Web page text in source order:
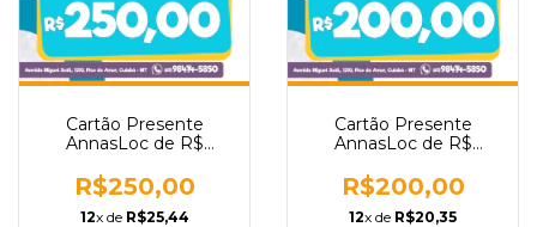
Cartão Presente
AnnasLoc de R$
R$250,00
12x de R$25,44
Cartão Presente
AnnasLoc de R$
R$200,00
12x de R$20,35